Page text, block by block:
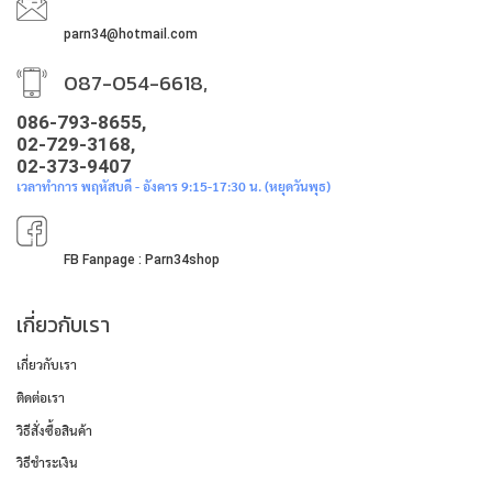
parn34@hotmail.com
087-054-6618,
086-793-8655,
02-729-3168,
02-373-9407
เวลาทำการ พฤหัสบดี - อังคาร 9:15-17:30 น. (หยุดวันพุธ)
FB Fanpage : Parn34shop
เกี่ยวกับเรา
เกี่ยวกับเรา
ติดต่อเรา
วิธีสั่งซื้อสินค้า
วิธีชำระเงิน